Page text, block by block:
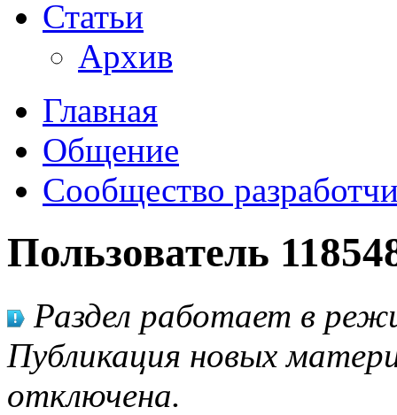
Статьи
Архив
Главная
Общение
Сообщество
Пользователь
Раздел работает в
Публикация новых
отключена.